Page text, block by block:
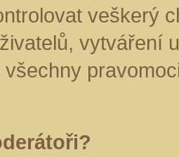
veškerý
vytváření